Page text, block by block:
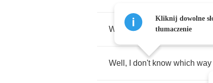
We've had times in the
Well , don't know which way
Kliknij dowolne
tłumaczenie